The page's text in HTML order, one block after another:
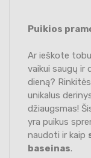
Puikios
Ar ieškote
vaikui saugų ir
dieną?
unikalus
džiaugsmas!
yra puikus
naudoti ir kaip
baseinas.